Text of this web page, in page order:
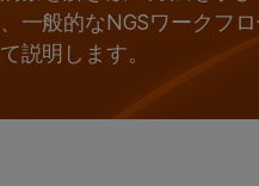
一般的なNGSワークフ
説明します。